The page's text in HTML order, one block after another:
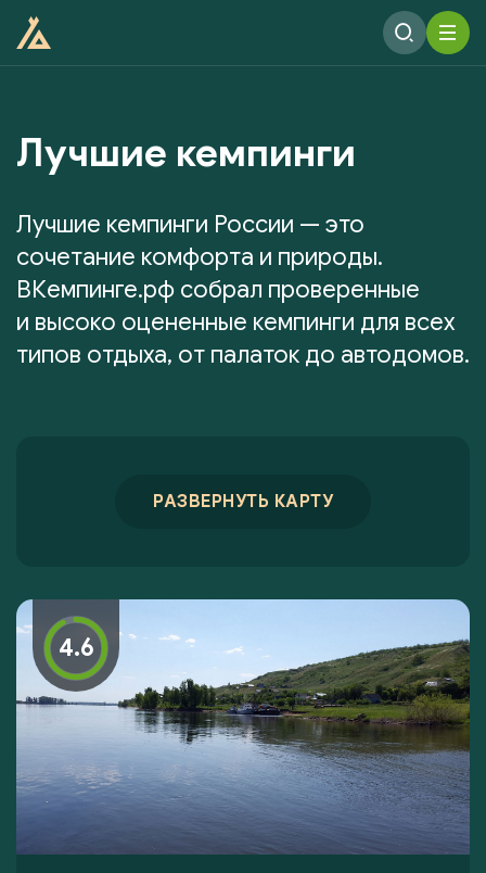
Лучшие кемпинги
Лучшие кемпинги России — это
сочетание комфорта и природы.
ВКемпинге.рф собрал проверенные
и высоко оцененные кемпинги для всех
типов отдыха, от палаток до автодомов.
РАЗВЕРНУТЬ КАРТУ
4.6